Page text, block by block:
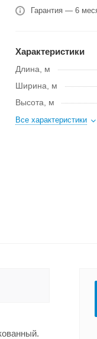
Гарантия — 6
Характеристики
Длина, м
Ширина, м
Высота, м
Все характеристики